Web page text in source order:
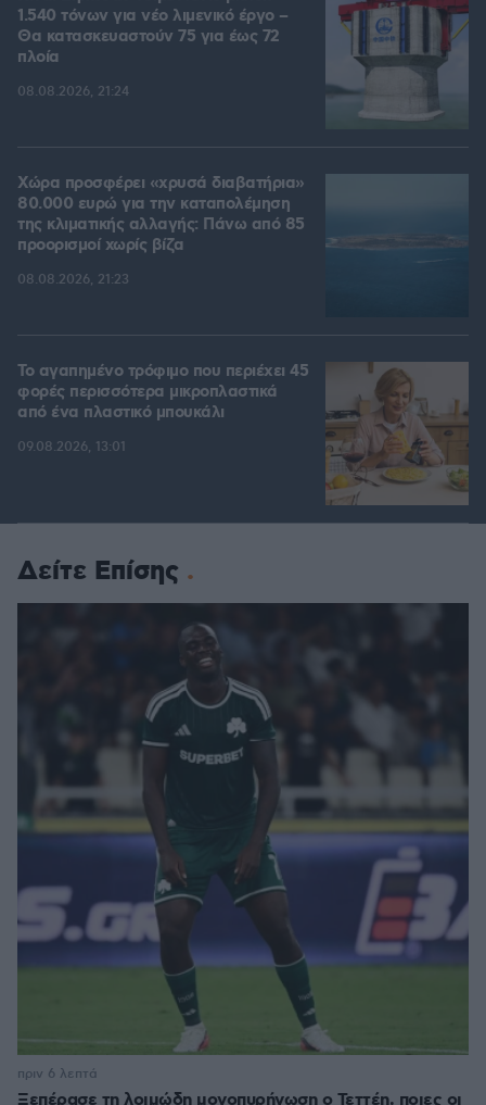
1.540 τόνων για νέο λιμενικό έργο –
Θα κατασκευαστούν 75 για έως 72
πλοία
08.08.2026, 21:24
Χώρα προσφέρει «χρυσά διαβατήρια»
80.000 ευρώ για την καταπολέμηση
της κλιματικής αλλαγής: Πάνω από 85
προορισμοί χωρίς βίζα
08.08.2026, 21:23
Το αγαπημένο τρόφιμο που περιέχει 45
φορές περισσότερα μικροπλαστικά
από ένα πλαστικό μπουκάλι
09.08.2026, 13:01
Δείτε Επίσης
Ξεπέρασε τη λοιμώδη μονοπυρήνωση ο Τεττέη, ποιες οι
πριν 6 λεπτά